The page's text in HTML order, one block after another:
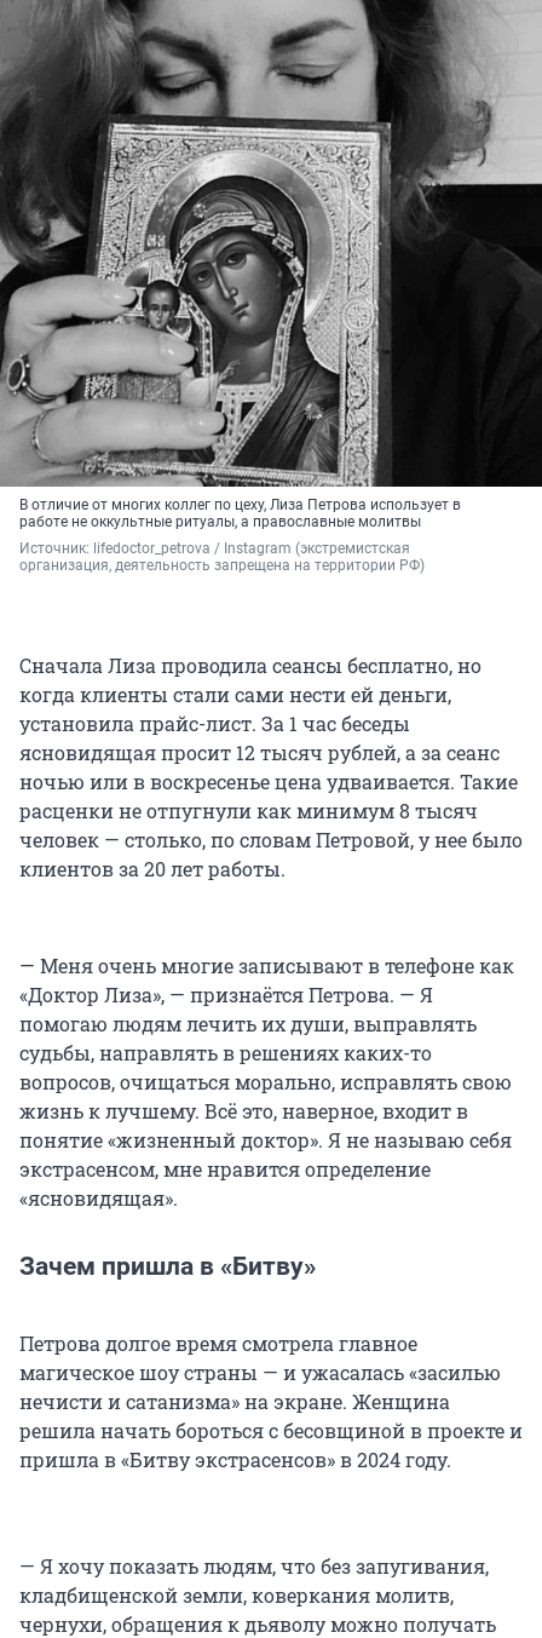
В отличие от многих коллег по цеху, Лиза Петрова использует в
работе не оккультные ритуалы, а православные молитвы
Источник: lifedoctor_petrova / Instagram (экстремистская
организация, деятельность запрещена на территории РФ)
Сначала Лиза проводила сеансы бесплатно, но
когда клиенты стали сами нести ей деньги,
установила прайс-лист. За 1 час беседы
ясновидящая просит 12 тысяч рублей, а за сеанс
ночью или в воскресенье цена удваивается. Такие
расценки не отпугнули как минимум 8 тысяч
человек — столько, по словам Петровой, у нее было
клиентов за 20 лет работы.
— Меня очень многие записывают в телефоне как
«Доктор Лиза», — признаётся Петрова. — Я
помогаю людям лечить их души, выправлять
судьбы, направлять в решениях каких-то
вопросов, очищаться морально, исправлять свою
жизнь к лучшему. Всё это, наверное, входит в
понятие «жизненный доктор». Я не называю себя
экстрасенсом, мне нравится определение
«ясновидящая».
Зачем пришла в «Битву»
Петрова долгое время смотрела главное
магическое шоу страны — и ужасалась «засилью
нечисти и сатанизма» на экране. Женщина
решила начать бороться с бесовщиной в проекте и
пришла в «Битву экстрасенсов» в 2024 году.
— Я хочу показать людям, что без запугивания,
кладбищенской земли, коверкания молитв,
чернухи, обращения к дьяволу можно получать